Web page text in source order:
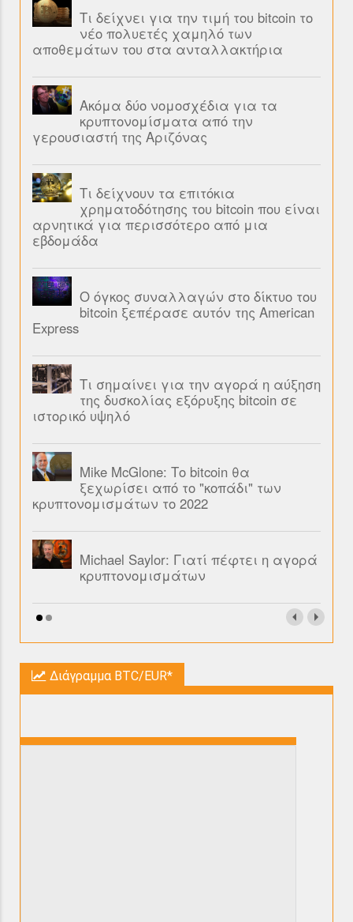
Τι δείχνει για την τιμή του bitcoin το
νέο πολυετές χαμηλό των
αποθεμάτων του στα ανταλλακτήρια
Ακόμα δύο νομοσχέδια για τα
κρυπτονομίσματα από την
γερουσιαστή της Αριζόνας
Τι δείχνουν τα επιτόκια
χρηματοδότησης του bitcoin που είναι
αρνητικά για περισσότερο από μια
εβδομάδα
Ο όγκος συναλλαγών στο δίκτυο του
bitcoin ξεπέρασε αυτόν της American
Express
Τι σημαίνει για την αγορά η αύξηση
της δυσκολίας εξόρυξης bitcoin σε
ιστορικό υψηλό
Mike McGlone: Το bitcoin θα
ξεχωρίσει από το "κοπάδι" των
κρυπτονομισμάτων το 2022
Michael Saylor: Γιατί πέφτει η αγορά
κρυπτονομισμάτων
Διάγραμμα BTC/EUR*